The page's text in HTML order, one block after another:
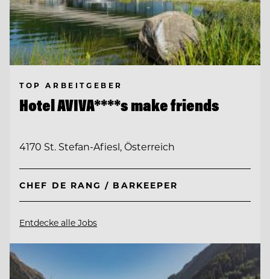
TOP ARBEITGEBER
Hotel AVIVA****s make friends
4170 St. Stefan-Afiesl, Österreich
CHEF DE RANG / BARKEEPER
Entdecke alle Jobs